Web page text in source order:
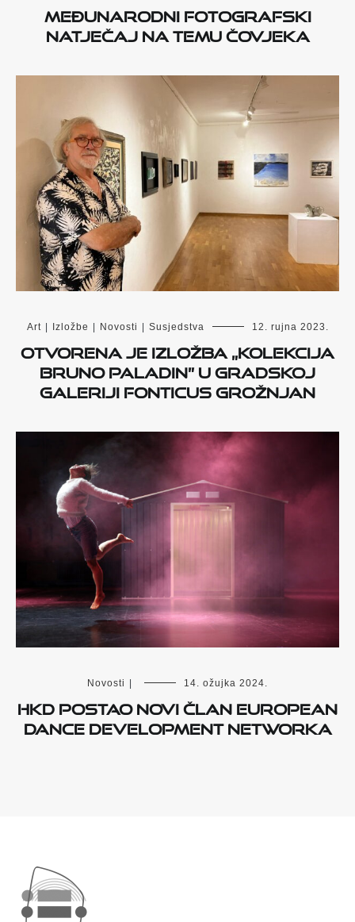
Međunarodni fotografski
natječaj na temu Čovjeka
Art | Izložbe | Novosti | Susjedstva 12. rujna 2023.
Otvorena je izložba „Kolekcija
Bruno Paladin” u Gradskoj
galeriji Fonticus Grožnjan
Novosti | 14. ožujka 2024.
HKD postao novi član European
Dance Development Networka